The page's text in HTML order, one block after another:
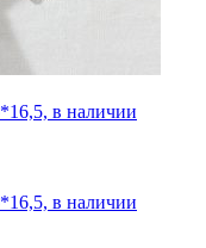
в наличии
в наличии